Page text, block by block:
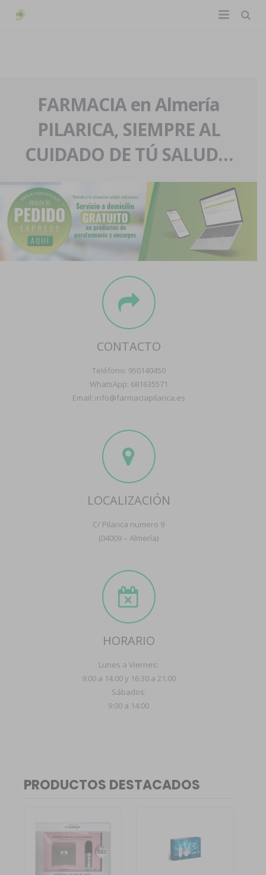
La farmacia
Nuestra historia
Nuestro equipo
Eventos
Servicios y reservas
Pedidos express
Blog
Contacto
Boletín
FARMACIA en Almería
PILARICA, SIEMPRE AL
CUIDADO DE TÚ SALUD…
CONTACTO
Teléfono: 950140450
WhatsApp: 681635571
Email: info@farmaciapilarica.es
LOCALIZACIÓN
C/ Pilarica numero 9
(04009 – Almería)
HORARIO
Lunes a Viernes:
9:00 a 14:00 y 16:30 a 21:00
Sábados:
9:00 a 14:00